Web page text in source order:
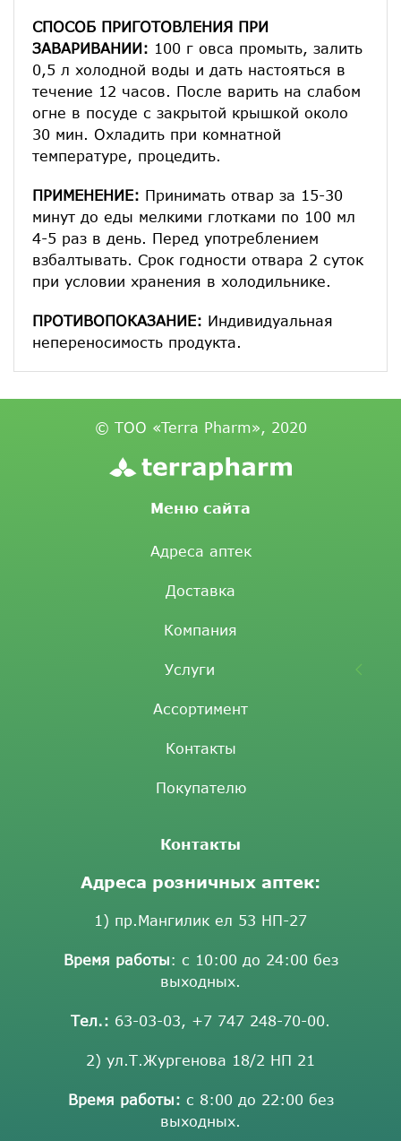
СПОСОБ ПРИГОТОВЛЕНИЯ ПРИ
ЗАВАРИВАНИИ: 100 г овса промыть, залить
0,5 л холодной воды и дать настояться в
течение 12 часов. После варить на слабом
огне в посуде с закрытой крышкой около
30 мин. Охладить при комнатной
температуре, процедить.
ПРИМЕНЕНИЕ: Принимать отвар за 15-30
минут до еды мелкими глотками по 100 мл
4-5 раз в день. Перед употреблением
взбалтывать. Срок годности отвара 2 суток
при условии хранения в холодильнике.
ПРОТИВОПОКАЗАНИЕ: Индивидуальная
непереносимость продукта.
© ТОО «Terra Pharm», 2020
Меню сайта
Адреса аптек
Доставка
Компания
Услуги
Ассортимент
Контакты
Покупателю
Контакты
Адреса розничных аптек:
1) пр.Мангилик ел 53 НП-27
Время работы: с 10:00 до 24:00 без
выходных.
Тел.: 63-03-03, +7 747 248-70-00.
2) ул.Т.Жургенова 18/2 НП 21
Время работы: с 8:00 до 22:00 без
выходных.